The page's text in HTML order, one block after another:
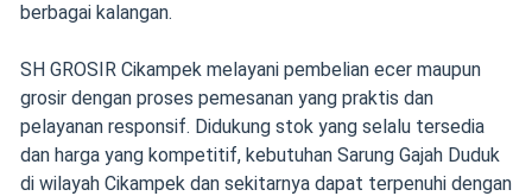
berbagai kalangan.
SH GROSIR Cikampek melayani pembelian ecer maupun
grosir dengan proses pemesanan yang praktis dan
pelayanan responsif. Didukung stok yang selalu tersedia
dan harga yang kompetitif, kebutuhan Sarung Gajah Duduk
di wilayah Cikampek dan sekitarnya dapat terpenuhi dengan